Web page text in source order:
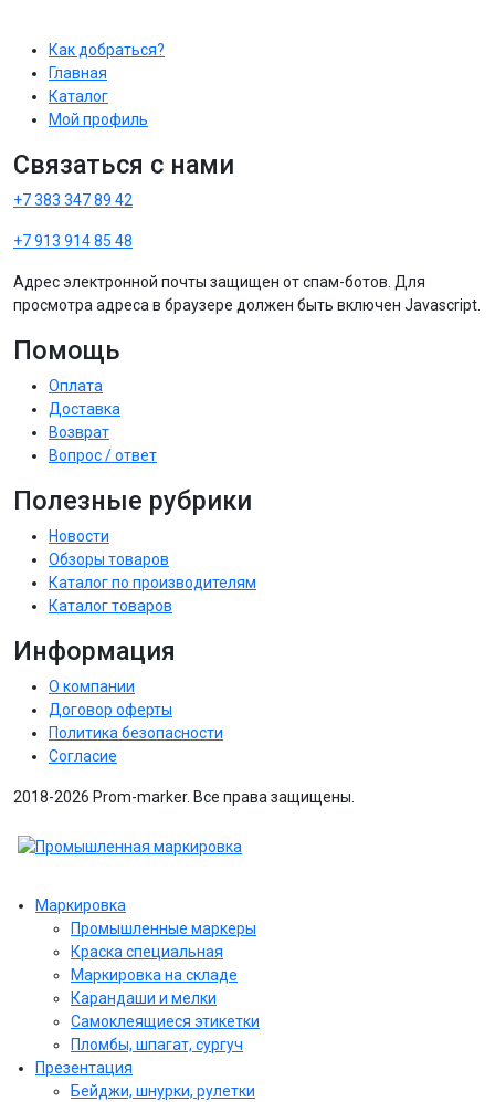
Как добраться?
Главная
Каталог
Мой профиль
Связаться с нами
+7 383 347 89 42
+7 913 914 85 48
Адрес электронной почты защищен от спам-ботов. Для
просмотра адреса в браузере должен быть включен Javascript.
Помощь
Оплата
Доставка
Возврат
Вопрос / ответ
Полезные рубрики
Новости
Обзоры товаров
Каталог по производителям
Каталог товаров
Информация
О компании
Договор оферты
Политика безопасности
Согласие
2018-2026 Prom-marker. Все права защищены.
Маркировка
Промышленные маркеры
Краска специальная
Маркировка на складе
Карандаши и мелки
Самоклеящиеся этикетки
Пломбы, шпагат, сургуч
Презентация
Бейджи, шнурки, рулетки